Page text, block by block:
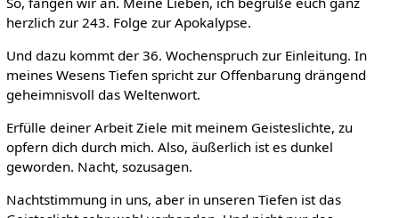
herzlich zur 243. Folge zur Apokalypse.
Und dazu kommt der 36. Wochenspruch zur Einleitung. In
meines Wesens Tiefen spricht zur Offenbarung drängend
geheimnisvoll das Weltenwort.
Erfülle deiner Arbeit Ziele mit meinem Geisteslichte, zu
opfern dich durch mich. Also, äußerlich ist es dunkel
geworden. Nacht, sozusagen.
Nachtstimmung in uns, aber in unseren Tiefen ist das